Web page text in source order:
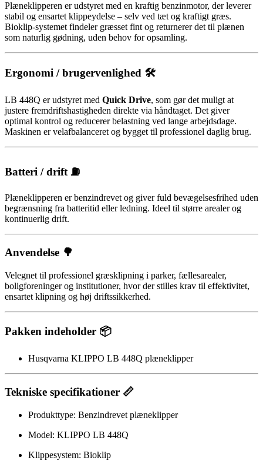
Plæneklipperen er udstyret med en kraftig benzinmotor, der leverer
stabil og ensartet klippeydelse – selv ved tæt og kraftigt græs.
Bioklip-systemet findeler græsset fint og returnerer det til plænen
som naturlig gødning, uden behov for opsamling.
Ergonomi / brugervenlighed 🛠️
LB 448Q er udstyret med Quick Drive, som gør det muligt at
justere fremdriftshastigheden direkte via håndtaget. Det giver
optimal kontrol og reducerer belastning ved lange arbejdsdage.
Maskinen er velafbalanceret og bygget til professionel daglig brug.
Batteri / drift ⛽
Plæneklipperen er benzindrevet og giver fuld bevægelsesfrihed uden
begrænsning fra batteritid eller ledning. Ideel til større arealer og
kontinuerlig drift.
Anvendelse 🌳
Velegnet til professionel græsklipning i parker, fællesarealer,
boligforeninger og institutioner, hvor der stilles krav til effektivitet,
ensartet klipning og høj driftssikkerhed.
Pakken indeholder 📦
Husqvarna KLIPPO LB 448Q plæneklipper
Tekniske specifikationer 📏
Produkttype: Benzindrevet plæneklipper
Model: KLIPPO LB 448Q
Klippesystem: Bioklip